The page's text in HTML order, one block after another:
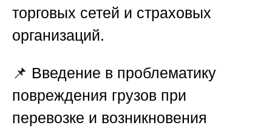
торговых сетей и страховых
организаций.
📌 Введение в проблематику
повреждения грузов при
перевозке и возникновения